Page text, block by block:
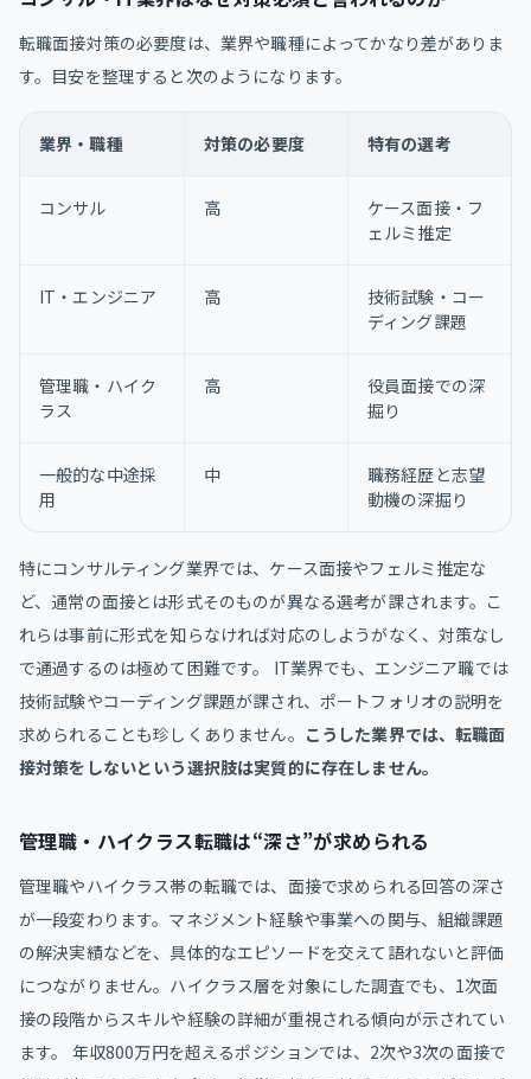
転職面接対策の必要度は、業界や職種によってかなり差がありま
す。目安を整理すると次のようになります。
業界・職種 対策の必要度 特有の選考
コンサル 高
ケース面接・フ
ェルミ推定
IT・エンジニア 高
技術試験・コー
ディング課題
管理職・ハイク
ラス
高
役員面接での深
掘り
一般的な中途採
用
中
職務経歴と志望
動機の深掘り
特にコンサルティング業界では、ケース面接やフェルミ推定な
ど、通常の面接とは形式そのものが異なる選考が課されます。こ
れらは事前に形式を知らなければ対応のしようがなく、対策なし
で通過するのは極めて困難です。 IT業界でも、エンジニア職では
技術試験やコーディング課題が課され、ポートフォリオの説明を
求められることも珍しくありません。 こうした業界では、転職面
接対策をしないという選択肢は実質的に存在しません。
管理職・ハイクラス転職は“深さ”が求められる
管理職やハイクラス帯の転職では、面接で求められる回答の深さ
が一段変わります。マネジメント経験や事業への関与、組織課題
の解決実績などを、具体的なエピソードを交えて語れないと評価
につながりません。ハイクラス層を対象にした調査でも、1次面
接の段階からスキルや経験の詳細が重視される傾向が示されてい
ます。 年収800万円を超えるポジションでは、2次や3次の面接で